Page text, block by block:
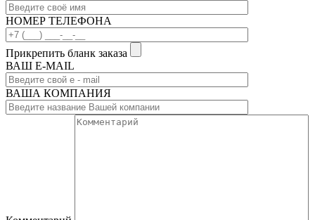
НОМЕР ТЕЛЕФОНА
Прикрепить бланк заказа
ВАШ Е-МAIL
ВАША КОМПАНИЯ